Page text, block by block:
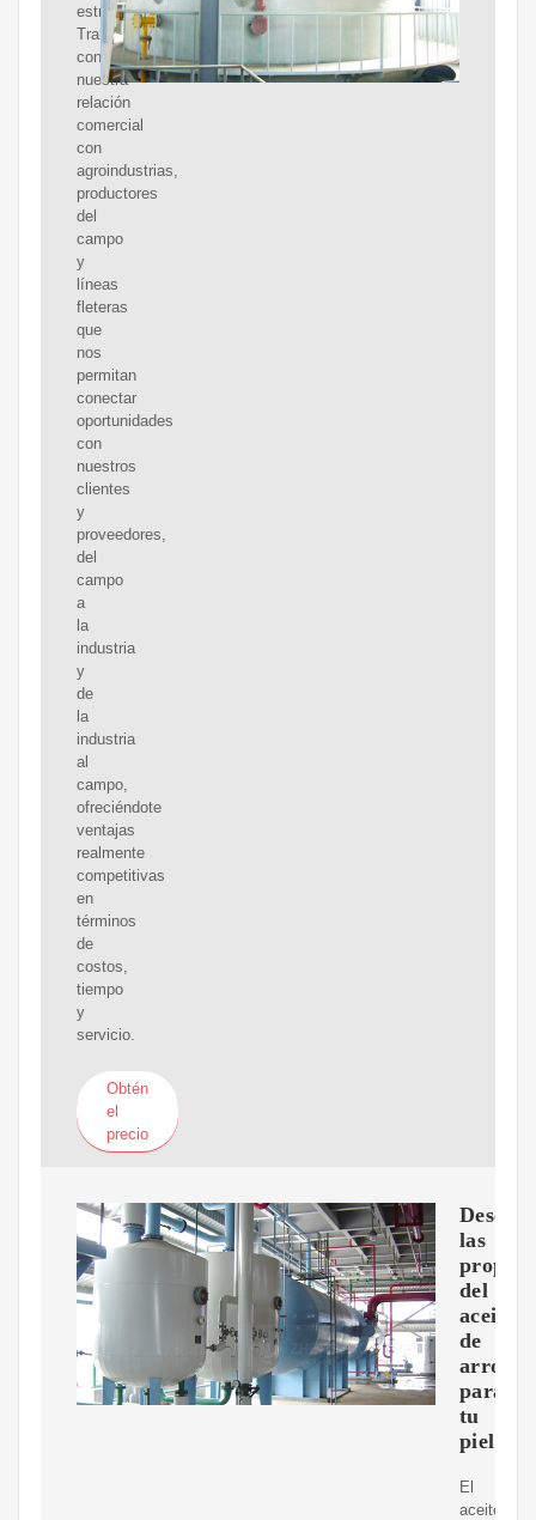
estratégicas.
Trabajamos
consolidando
nuestra
relación
comercial
con
agroindustrias,
productores
del
campo
y
líneas
fleteras
que
nos
permitan
conectar
oportunidades
con
nuestros
clientes
y
proveedores,
del
campo
a
la
industria
y
de
la
industria
al
campo,
ofreciéndote
ventajas
realmente
competitivas
en
términos
de
costos,
tiempo
y
servicio.
Obtén
el
precio
las
del
aceite
de
arroz
para
tu
piel
El
aceite